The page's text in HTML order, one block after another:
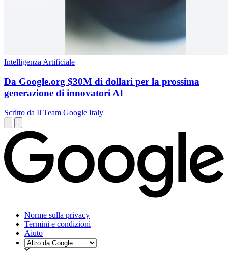
Intelligenza Artificiale
Da Google.org $30M di dollari per la prossima
generazione di innovatori AI
Scritto da Il Team Google Italy
Norme sulla privacy
Termini e condizioni
Aiuto